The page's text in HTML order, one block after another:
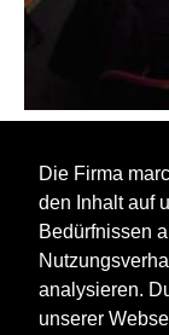
Die Firma
den Inhalt auf
Bedürfnissen
analysieren.
unserer